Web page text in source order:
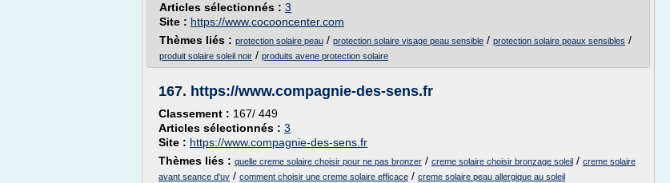
Articles sélectionnés : 3
Site : https://www.cocooncenter.com
Thèmes liés : protection solaire peau / protection solaire visage peau sensible / protection solaire peaux sensibles /
produit solaire soleil noir / produits avene protection solaire
167. https://www.compagnie-des-sens.fr
Classement : 167/ 449
Articles sélectionnés : 3
Site : https://www.compagnie-des-sens.fr
Thèmes liés : quelle creme solaire choisir pour ne pas bronzer / creme solaire choisir bronzage soleil / creme solaire
avant seance d'uv / comment choisir une creme solaire efficace / creme solaire peau allergique au soleil